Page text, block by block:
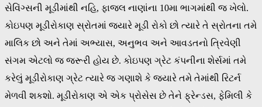
સેવિંગ્સની મૂડીમાંથી નહિ, ફાજલ નાણાંના 10મા ભાગમાંથી જ ખેલો.
કોઇપણ મૂડીરોકાણ સ્રોતમાં જ્યારે મૂડી રોકો છો ત્યારે તે સ્રોતના તમે
માલિક છો અને તેમાં અભ્યાસ, અનુભવ અને આવડતનો ત્રિવેણી
સંગમ એટલો જ જરૂરી હોય છે. કોઇપણ ગ્રેટ કંપનીના શેર્સમાં તમે
કરેલું મૂડીરોકાણ ગ્રેટ ત્યારે જ ગણાશે કે જ્યારે તમે તેમાંથી રિટર્ન
મેળવી શકશો. મૂડીરોકાણ એ એક પ્રોસેસ છે તેને ફ્રેન્ડસ, ફેમિલી કે